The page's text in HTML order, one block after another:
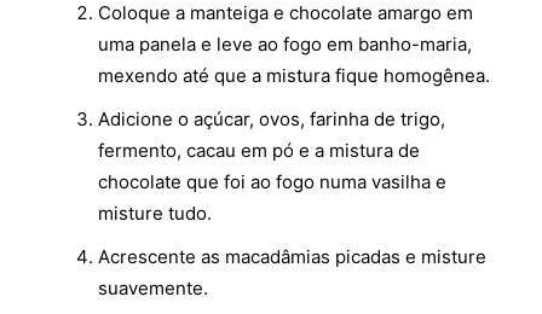
Coloque a manteiga e chocolate amargo em
uma panela e leve ao fogo em banho-maria,
mexendo até que a mistura fique homogênea.
Adicione o açúcar, ovos, farinha de trigo,
fermento, cacau em pó e a mistura de
chocolate que foi ao fogo numa vasilha e
misture tudo.
Acrescente as macadâmias picadas e misture
suavemente.